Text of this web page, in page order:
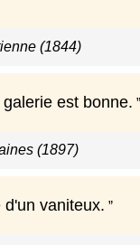
(1844)
est bonne.
(1897)
vaniteux.